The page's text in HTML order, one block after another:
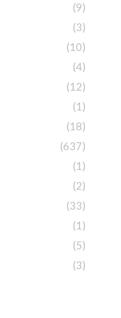
(9)
(3)
(10)
(4)
(12)
(1)
(18)
(637)
(1)
(2)
(33)
(1)
(5)
(3)